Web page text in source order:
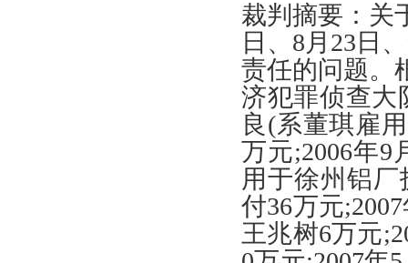
裁判摘要 ： 关
日 、8月 23 日
责任的问题。
济犯罪侦查大
良(系董琪雇
万元;2006年9
用于徐州铝厂
付36万元;2007
王兆树6万元